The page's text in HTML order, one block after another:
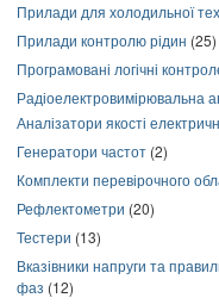
Прилади для холодильної
Прилади контролю рідин (25)
Програмовані логічні
Радіоелектровимірювальна
Аналізатори якості
Генератори частот (2)
Комплекти перевірочного
Рефлектометри (20)
Тестери (13)
Вказівники напруги та
фаз (12)